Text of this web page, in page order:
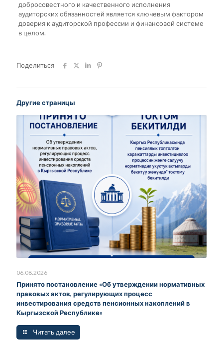
добросовестного и качественного исполнения
аудиторских обязанностей является ключевым фактором
доверия к аудиторской профессии и финансовой системе
в целом.
Поделиться
Другие страницы
06.08.2026
Принято постановление «Об утверждении нормативных
правовых актов, регулирующих процесс
инвестирования средств пенсионных накоплений в
Кыргызской Республике»
Читать далее